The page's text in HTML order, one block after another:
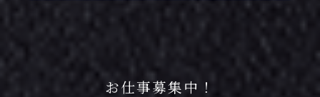
お仕事募集中！